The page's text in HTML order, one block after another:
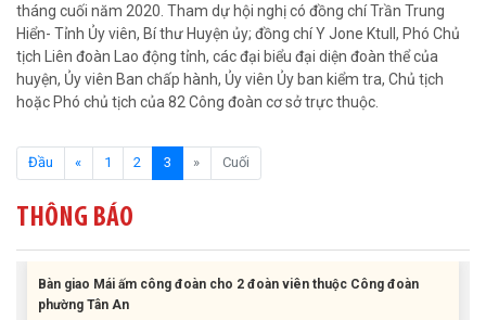
tháng cuối năm 2020. Tham dự hội nghị có đồng chí Trần Trung
Hiển- Tỉnh Ủy viên, Bí thư Huyện ủy; đồng chí Y Jone Ktull, Phó Chủ
tịch Liên đoàn Lao động tỉnh, các đại biểu đại diện đoàn thể của
huyện, Ủy viên Ban chấp hành, Ủy viên Ủy ban kiểm tra, Chủ tịch
hoặc Phó chủ tịch của 82 Công đoàn cơ sở trực thuộc.
Đầu « 1 2 3(current)
» Cuối
THÔNG BÁO
Liên đoàn Lao động tỉnh tổ chức trao kinh phí hỗ trợ xây dựng nhà
Bàn giao Mái ấm công đoàn cho 2 đoàn viên thuộc Công đoàn
phường Tân An
Liên đoàn Lao động tỉnh trao tặng 100 bộ bút chấm đọc tiếng Anh